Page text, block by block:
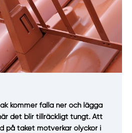
kommer falla ner och lägga
det blir tillräckligt tungt. Att
på taket motverkar olyckor i